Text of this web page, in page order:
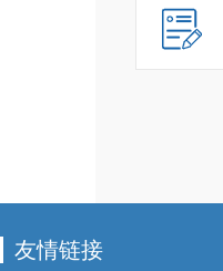
友情链接